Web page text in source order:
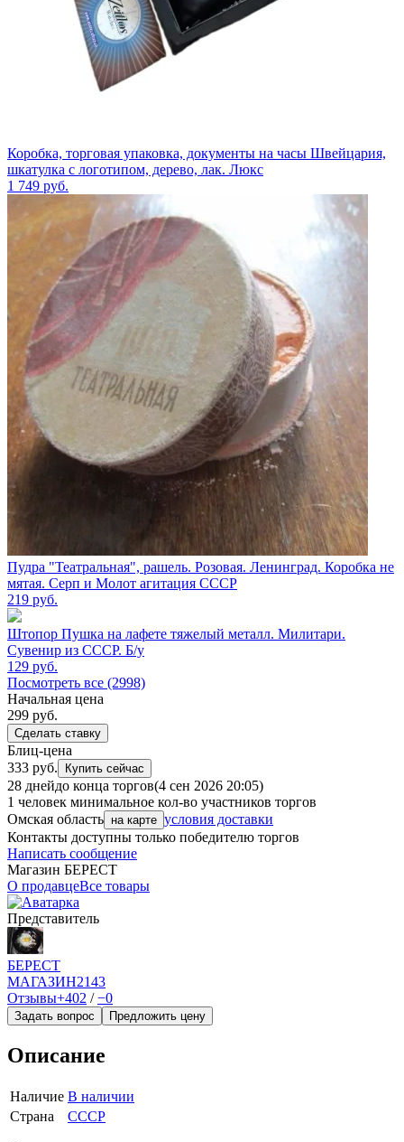
Коробка, торговая упаковка, документы на часы Швейцария,
шкатулка с логотипом, дерево, лак. Люкс
1 749 руб.
Пудра "Театральная", рашель. Розовая. Ленинград. Коробка не
мятая. Серп и Молот агитация СССР
219 руб.
Штопор Пушка на лафете тяжелый металл. Милитари.
Сувенир из СССР. Б/у
129 руб.
Посмотреть все (2998)
Начальная цена
299 руб.
Сделать ставку
Блиц-цена
333 руб.
Купить сейчас
28 днейдо конца торгов(4 сен 2026 20:05)
1 человек минимальное кол-во участников торгов
Омская область на карте условия доставки
Контакты доступны только победителю торгов
Написать сообщение
Магазин БEPECT
О продавцеВсе товары
Представитель
БEPECT
МАГАЗИН2143
Отзывы+402 /−0
Задать вопрос Предложить цену
Описание
Наличие В наличии
Страна
СССР